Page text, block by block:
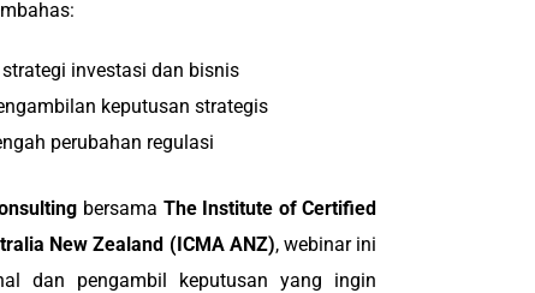
investasi dan bisnis
keputusan strategis
perubahan regulasi
bersama The Institute of Certified
New Zealand (ICMA ANZ), webinar ini
dan pengambil keputusan yang ingin